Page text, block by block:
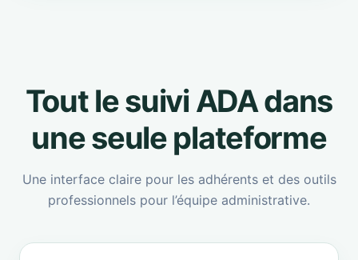
Tout le suivi ADA dans
une seule plateforme
Une interface claire pour les adhérents et des outils
professionnels pour l’équipe administrative.